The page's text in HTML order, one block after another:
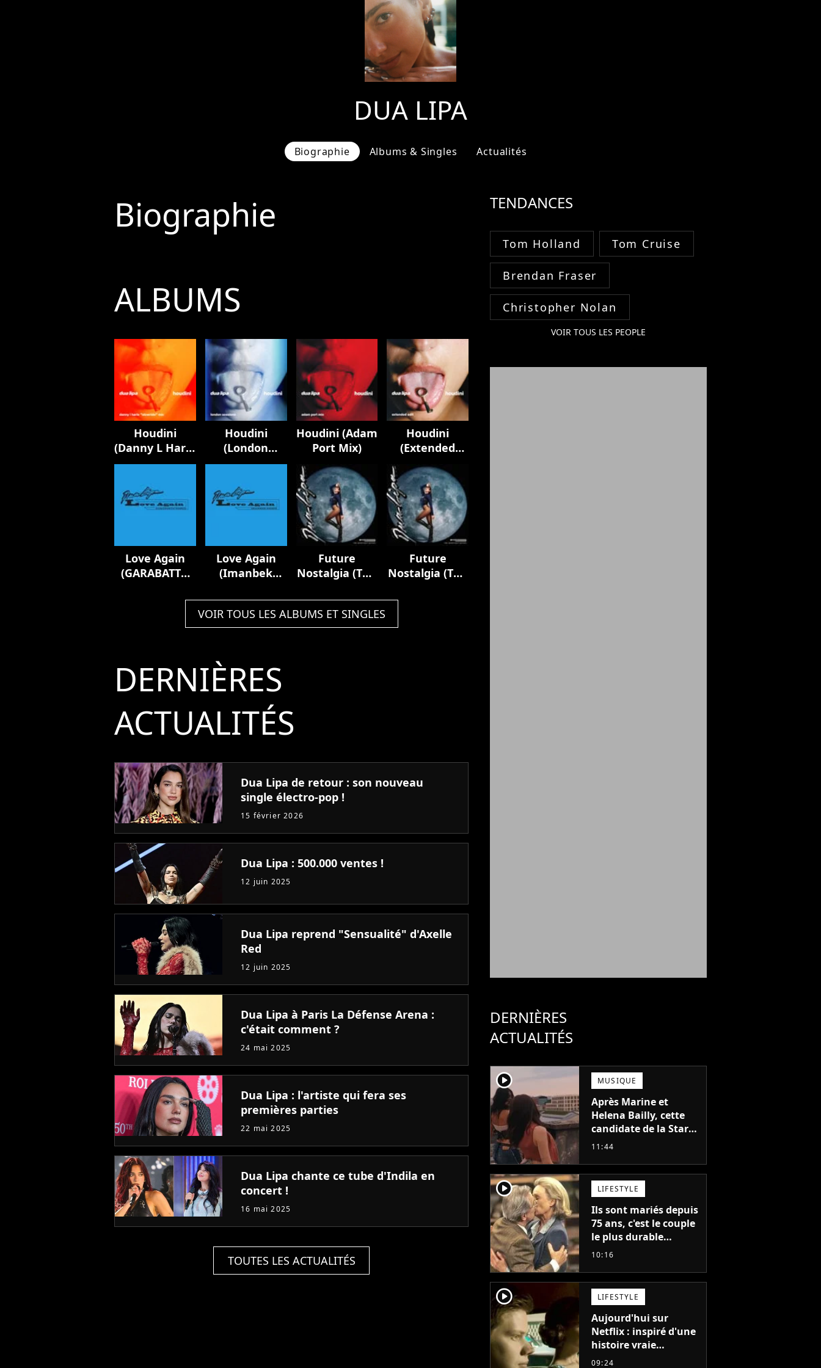
DUA LIPA
Biographie Albums & Singles Actualités
Biographie
ALBUMS
Houdini
(Danny L Harle
Slowride Mix)
Houdini
(London
Sessions)
Houdini (Adam
Port Mix)
Houdini
(Extended
Love Again
(GARABATTO
Love Again
(Imanbek
Future
Nostalgia (The
Edition)
Future
Nostalgia (The
VOIR TOUS LES ALBUMS ET SINGLES
DERNIÈRES
ACTUALITÉS
Dua Lipa de retour : son nouveau
single électro-pop !
15 février 2026
Dua Lipa : 500.000 ventes !
12 juin 2025
Dua Lipa reprend "Sensualité" d'Axelle
Red
12 juin 2025
Dua Lipa à Paris La Défense Arena :
c'était comment ?
24 mai 2025
Dua Lipa : l'artiste qui fera ses
premières parties
22 mai 2025
Dua Lipa chante ce tube d'Indila en
concert !
16 mai 2025
TOUTES LES ACTUALITÉS
TENDANCES
Tom Holland Tom Cruise
Brendan Fraser
Christopher Nolan
VOIR TOUS LES PEOPLE
DERNIÈRES
ACTUALITÉS
player2 MUSIQUE
Après Marine et
Helena Bailly, cette
candidate de la Star
Academy adorée du
premier album, "C'est
tellement puissant"
11:44
player2 LIFESTYLE
Ils sont mariés depuis
75 ans, c'est le couple
le plus durable
d'Hollywood : "Nous
après jour, et les jours
se sont transformés
en décennies"
10:16
player2 LIFESTYLE
Aujourd'hui sur
Netflix : inspiré d'une
histoire vraie
glaçante, c'est l'un
09:24